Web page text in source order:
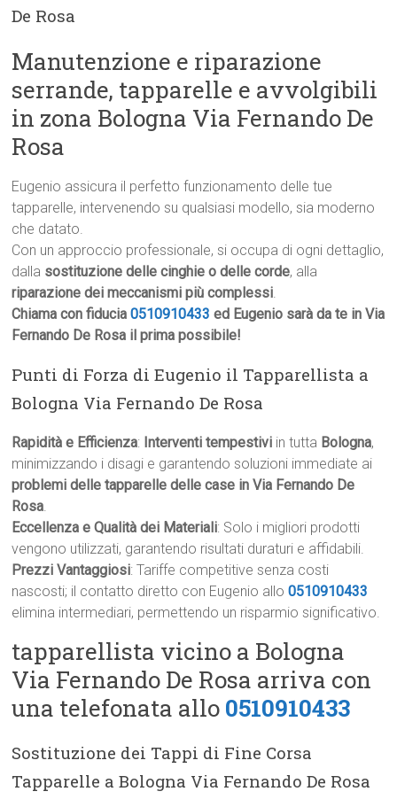
De Rosa
Manutenzione e riparazione
serrande, tapparelle e avvolgibili
in zona Bologna Via Fernando De
Rosa
Eugenio assicura il perfetto funzionamento delle tue
tapparelle, intervenendo su qualsiasi modello, sia moderno
che datato.
Con un approccio professionale, si occupa di ogni dettaglio,
dalla sostituzione delle cinghie o delle corde, alla
riparazione dei meccanismi più complessi.
Chiama con fiducia0510910433 ed Eugenio sarà da te in Via
Fernando De Rosa il prima possibile!
Punti di Forza di Eugenio il Tapparellista a
Bologna Via Fernando De Rosa
Rapidità e Efficienza: Interventi tempestivi in tutta Bologna,
minimizzando i disagi e garantendo soluzioni immediate ai
problemi delle tapparelle delle case in Via Fernando De
Rosa.
Eccellenza e Qualità dei Materiali: Solo i migliori prodotti
vengono utilizzati, garantendo risultati duraturi e affidabili.
Prezzi Vantaggiosi: Tariffe competitive senza costi
nascosti; il contatto diretto con Eugenio allo0510910433
elimina intermediari, permettendo un risparmio significativo.
tapparellista vicino a Bologna
Via Fernando De Rosa arriva con
una telefonata allo 0510910433
Sostituzione dei Tappi di Fine Corsa
Tapparelle a Bologna Via Fernando De Rosa